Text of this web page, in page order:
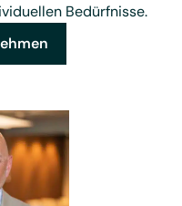
Bedürfnisse.